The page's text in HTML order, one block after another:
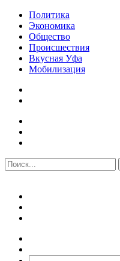
Политика
Экономика
Общество
Происшествия
Вкусная Уфа
Мобилизация